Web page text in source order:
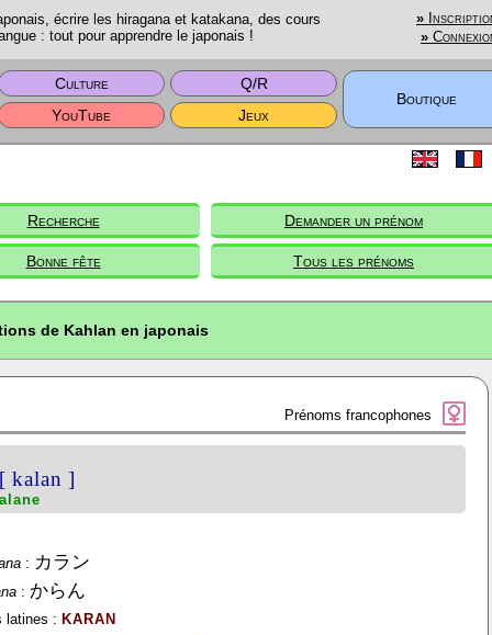
écrire les hiragana et katakana, des cours
: tout pour apprendre le japonais !
»
»
Culture
Q/R
Boutique
YouTube
Jeux
Recherche Demander un prénom
Bonne fête Tous les prénoms
de Kahlan en japonais
Prénoms francophones
[ kalan ]
: カラン
: からん
latines : KARAN